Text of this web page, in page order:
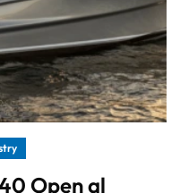
Open al